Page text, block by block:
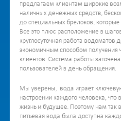
предлагаем клиентам широкие
наличных денежных средств,
до специальных брелоков, которые
Все это плюс расположение в
круглосуточная работа
экономичным способом получения
клиентов. Система работы
пользователей в день обращения.
Мы уверены, вода играет
настроении каждого человека,
жизнь и будущее. Поэтому нам так
питьевая вода была доступна